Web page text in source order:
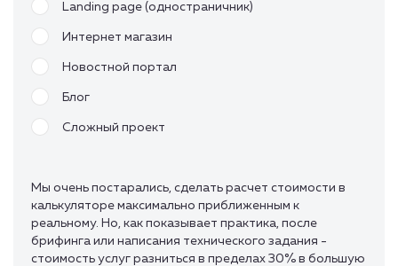
Landing page (одностраничник)
Интернет магазин
Новостной портал
Блог
Сложный проект
Мы очень постарались, сделать расчет стоимости в
калькуляторе максимально приближенным к
реальному. Но, как показывает практика, после
брифинга или написания технического задания -
стоимость услуг разниться в пределах 30% в большую